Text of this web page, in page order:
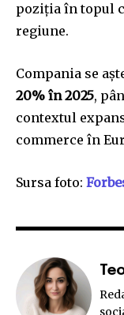
poziția în topul
regiune.
Compania se
20% în 2025,
contextul
commerce în
Sursa foto: